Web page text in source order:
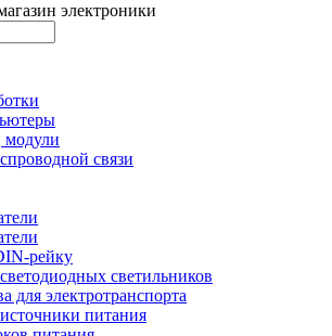
электроники
модули
связи
рейку
светильников
для электротранспорта
питания